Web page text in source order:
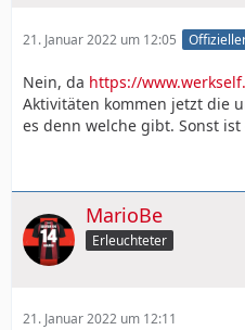
21. Januar 2022 um 12:05
Nein, da https://
Aktivitäten kommen jetzt die
es denn welche gibt. Sonst ist
MarioBe
Erleuchteter
21. Januar 2022 um 12:11